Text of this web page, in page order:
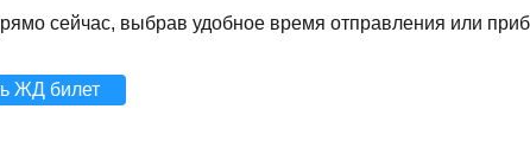
сейчас, выбрав удобное время отправления или
ЖД билет